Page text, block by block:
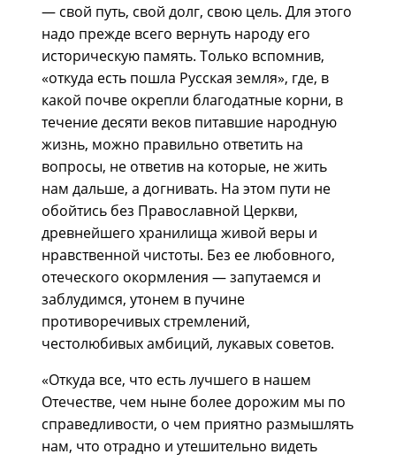
— свой путь, свой долг, свою цель. Для этого
надо прежде всего вернуть народу его
историческую память. Только вспомнив,
«откуда есть пошла Руcская земля», где, в
какой почве окрепли благодатные корни, в
течение десяти веков питавшие народную
жизнь, можно правильно ответить на
вопросы, не ответив на которые, не жить
нам дальше, а догнивать. На этом пути не
обойтись без Православной Церкви,
древнейшего хранилища живой веры и
нравственной чистоты. Без ее любовного,
отеческого окормления — запутаемся и
заблудимся, утонем в пучине
противоречивых стремлений,
честолюбивых амбиций, лукавых советов.
«Откуда все, что есть лучшего в нашем
Отечестве, чем ныне более дорожим мы по
справедливости, о чем приятно размышлять
нам, что отрадно и утешительно видеть